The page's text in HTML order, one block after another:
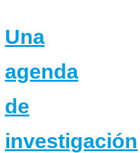
Una
agenda
de
investigación